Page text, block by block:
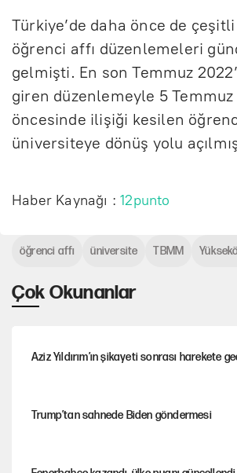
Türkiye’de daha önce de
öğrenci affı düzenlemeleri
gelmişti. En son Temmuz
giren düzenlemeyle 5 Temmuz
öncesinde ilişiği kesilen
üniversiteye dönüş yolu
Haber Kaynağı :12punto
Çok Okunanlar
Aziz Yıldırım’ın şikayeti sonrası harekete
Trump’tan sahnede Biden göndermesi
öğrenci affı üniversite TBMM